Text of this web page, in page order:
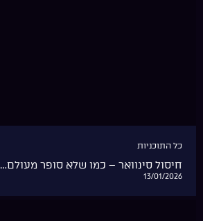
כל התוכניות
חיסול סינוואר – כמו שלא סופר מעולם…
13/01/2026